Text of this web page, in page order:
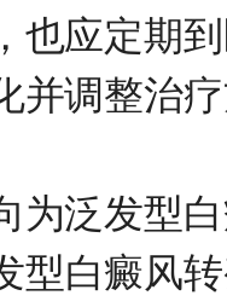
应定期到
调整治疗
泛发型白
型白癜风